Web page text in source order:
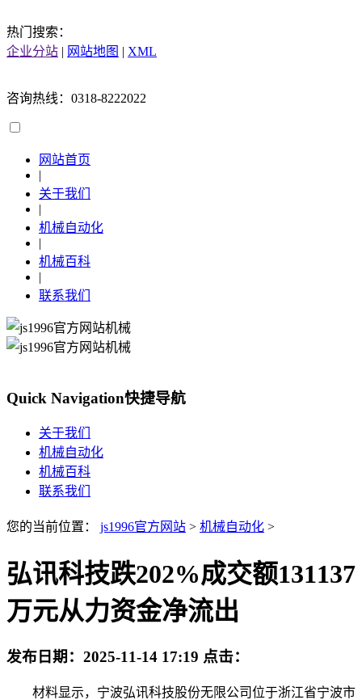
热门搜索：
企业分站 | 网站地图 | XML
咨询热线：0318-8222022
网站首页
|
关于我们
|
机械自动化
|
机械百科
|
联系我们
Quick Navigation快捷导航
关于我们
机械自动化
机械百科
联系我们
您的当前位置： js1996官方网站 > 机械自动化 >
弘讯科技跌202%成交额131137
万元从力资金净流出
发布日期： 2025-11-14 17:19 点击：
材料显示，宁波弘讯科技股份无限公司位于浙江省宁波市